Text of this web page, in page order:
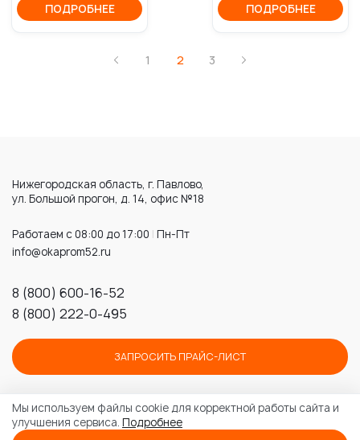
ПОДРОБНЕЕ ПОДРОБНЕЕ
1 2 3
Нижегородская область, г. Павлово,
ул. Большой прогон, д. 14, офис №18
Работаем с 08:00 до 17:00 | Пн-Пт
info@okaprom52.ru
8 (800) 600-16-52
8 (800) 222-0-495
ЗАПРОСИТЬ ПРАЙС-ЛИСТ
© 2026 ПК «ОКАПРОМ»
Мы используем файлы cookie для корректной работы сайта и
улучшения сервиса. Подробнее